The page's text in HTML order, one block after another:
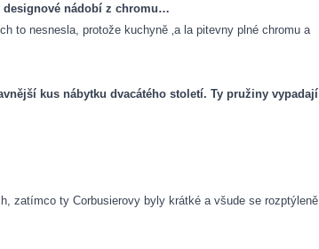
designové nádobí z chromu…
to nesnesla, protože kuchyně ‚a la pitevny plné chromu a
kus nábytku dvacátého století. Ty pružiny vypadají
zatímco ty Corbusierovy byly krátké a všude se rozptýleně